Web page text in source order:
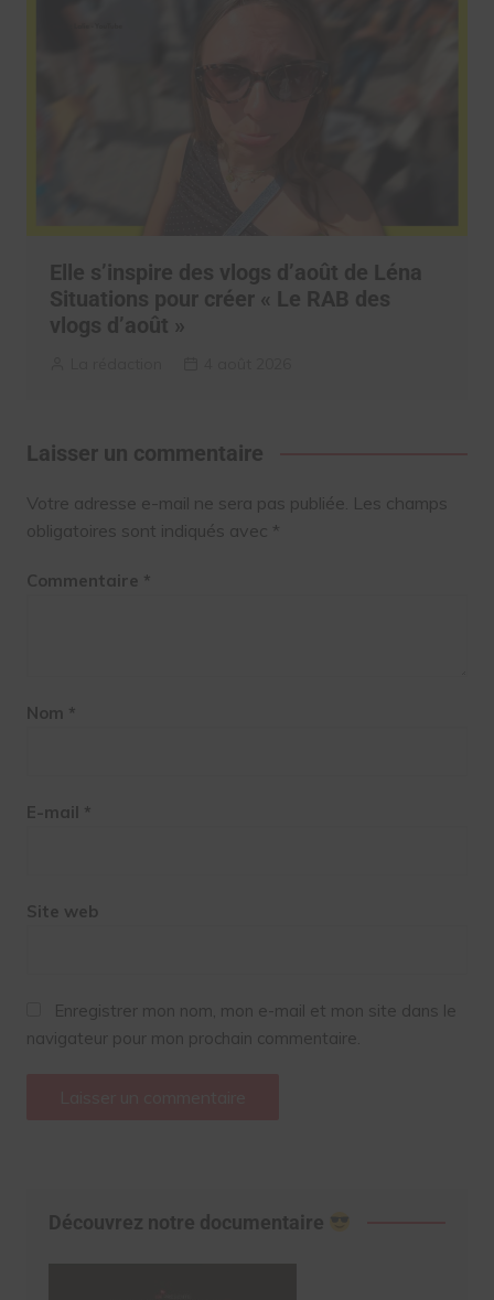
Elle s’inspire des vlogs d’août de Léna
Situations pour créer « Le RAB des
vlogs d’août »
Laisser un commentaire
Votre adresse e-mail ne sera pas publiée. Les champs
obligatoires sont indiqués avec *
Commentaire *
Nom *
E-mail *
Site web
Enregistrer mon nom, mon e-mail et mon site dans le
navigateur pour mon prochain commentaire.
Découvrez notre documentaire